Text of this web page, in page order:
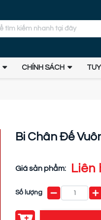
CHÍNH SÁCH
Bi Chân Đế
Giá sản phẩm: Liên
Số lượng